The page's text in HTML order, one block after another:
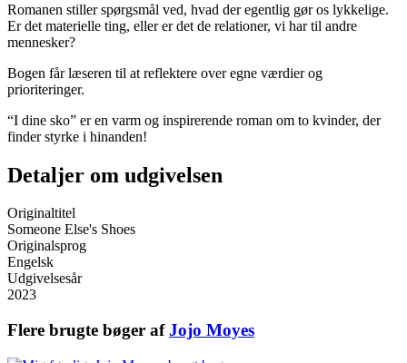
Romanen stiller spørgsmål ved, hvad der egentlig gør os lykkelige.
Er det materielle ting, eller er det de relationer, vi har til andre
mennesker?
Bogen får læseren til at reflektere over egne værdier og
prioriteringer.
“I dine sko” er en varm og inspirerende roman om to kvinder, der
finder styrke i hinanden!
Detaljer om udgivelsen
Originaltitel
Someone Else's Shoes
Originalsprog
Engelsk
Udgivelsesår
2023
Flere brugte bøger afJojo Moyes